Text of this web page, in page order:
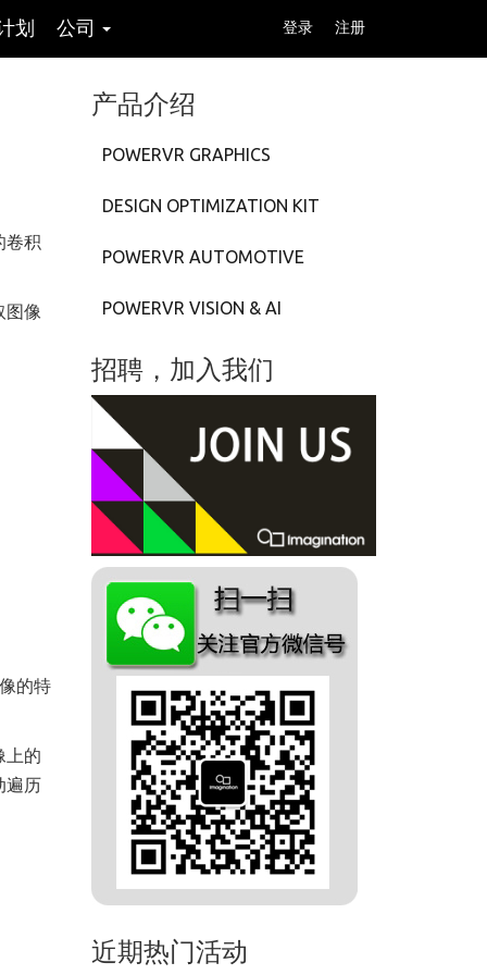
划 公司 登录 注册
卷积
图像
的特
上的
遍历
产品介绍
POWERVR GRAPHICS
DESIGN OPTIMIZATION KIT
POWERVR AUTOMOTIVE
POWERVR VISION & AI
招聘，加入我们
近期热门活动